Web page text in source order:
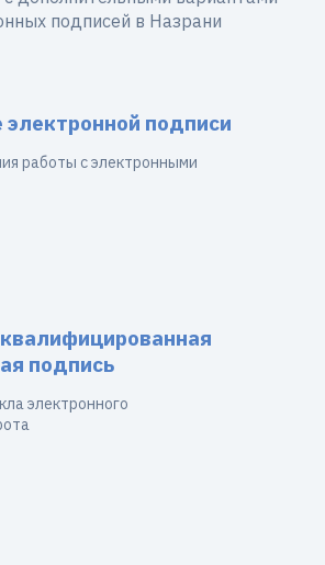
подписей в Назрани
подписи
работы с электронными
подпись
электронного